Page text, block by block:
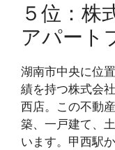
５位：株
アパート
湖南市中央に位
績を持つ株式会
西店。この不動
築、一戸建て、
います。甲西駅